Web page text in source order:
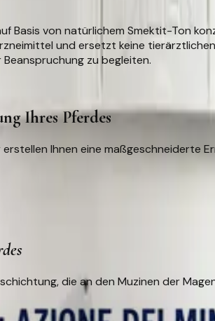
Basis von natürlichem Smektit-Ton
und ersetzt keine
zu begleiten.
Ihres Pferdes
erstellen Ihnen eine
die an den Muzinen der